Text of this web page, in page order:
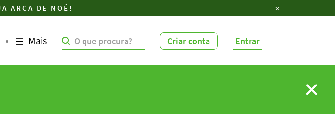
ARCA DE NOÉ! ✕
Mais Criar conta Entrar
✕